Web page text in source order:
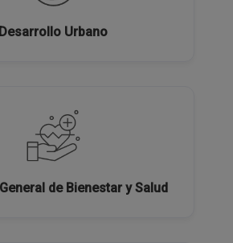
Desarrollo Urbano
de Bienestar y Salud